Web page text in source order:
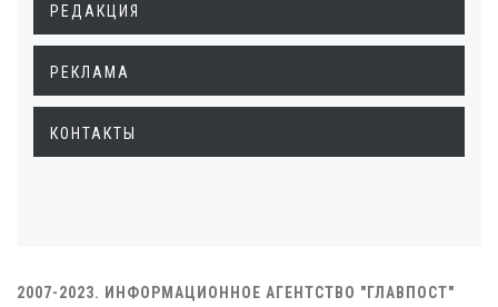
РЕДАКЦИЯ
РЕКЛАМА
КОНТАКТЫ
2007-2023. ИНФОРМАЦИОННОЕ АГЕНТСТВО "ГЛАВПОСТ"